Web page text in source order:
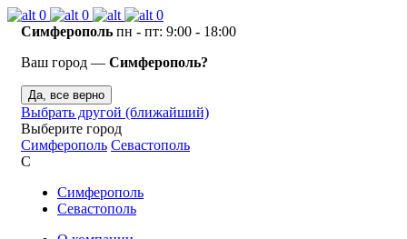
0 0
0
Симферополь пн - пт: 9:00 - 18:00
Ваш город — Симферополь?
Да, все верно
Выбрать другой (ближайший)
Выберите город
Симферополь Севастополь
С
Симферополь
Севастополь